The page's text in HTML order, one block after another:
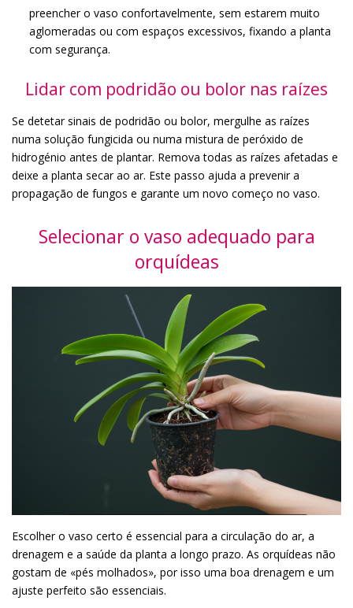
preencher o vaso confortavelmente, sem estarem muito
aglomeradas ou com espaços excessivos, fixando a planta
com segurança.
Lidar com podridão ou bolor nas raízes
Se detetar sinais de podridão ou bolor, mergulhe as raízes
numa solução fungicida ou numa mistura de peróxido de
hidrogénio antes de plantar. Remova todas as raízes afetadas e
deixe a planta secar ao ar. Este passo ajuda a prevenir a
propagação de fungos e garante um novo começo no vaso.
Selecionar o vaso adequado para
orquídeas
Escolher o vaso certo é essencial para a circulação do ar, a
drenagem e a saúde da planta a longo prazo. As orquídeas não
gostam de «pés molhados», por isso uma boa drenagem e um
ajuste perfeito são essenciais.